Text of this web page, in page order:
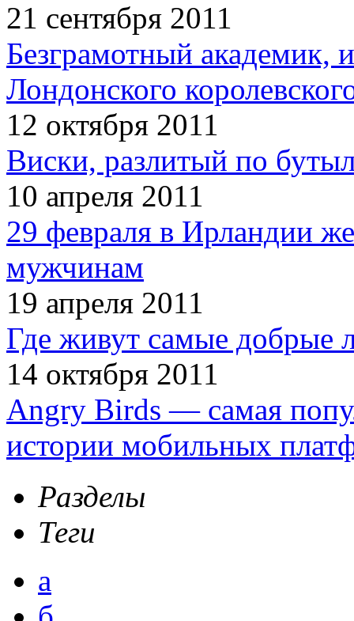
21 сентября 2011
Безграмотный академик,
Лондонского
12 октября 2011
Виски, разлитый по
10 апреля 2011
29 февраля в Ирландии
мужчинам
19 апреля 2011
Где живут самые добрые
14 октября 2011
Angry Birds — самая
истории мобильных
Разделы
Теги
а